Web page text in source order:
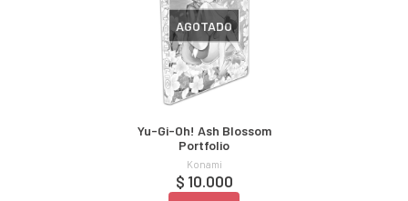
AGOTADO
Yu-Gi-Oh! Ash Blossom
Portfolio
Konami
$ 10.000